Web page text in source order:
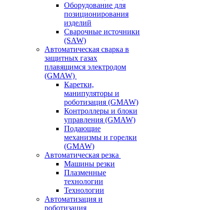
Оборудование для
позиционирования
изделий
Сварочные источники
(SAW)
Автоматическая сварка в
защитных газах
плавящимся электродом
(GMAW)
Каретки,
манипуляторы и
роботизация (GMAW)
Контроллеры и блоки
управления (GMAW)
Подающие
механизмы и горелки
(GMAW)
Автоматическая резка
Машины резки
Плазменные
технологии
Технологии
Автоматизация и
роботизация